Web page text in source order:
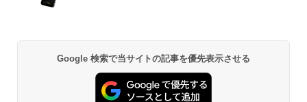
GWIFI Bluetooth内蔵 中古パソコン Mic
rosoftOffice2024可 Windows11 送料無
料 持ち運び便利
￥27,600
PC
￥75,999
異世界居酒屋「のぶ」(22) (角川コミックス・
￥832
Google 検索で当サイトの記事を優先表示させる